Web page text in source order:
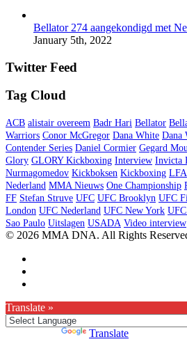
Bellator 274 aangekondigd met
January 5th, 2022
Twitter Feed
Tag Cloud
ACB alistair overeem Badr Hari Bellator
Warriors Conor McGregor Dana White Dana
Contender Series Daniel Cormier Gegard
Glory GLORY Kickboxing Interview Invicta
Nurmagomedov Kickboksen Kickboxing LFA
Nederland MMA Nieuws One Championship
FF Stefan Struve UFC UFC Brooklyn UFC
London UFC Nederland UFC New York
Sao Paulo Uitslagen USADA Video interview
© 2026 MMA DNA. All Rights
Translate »
Translate